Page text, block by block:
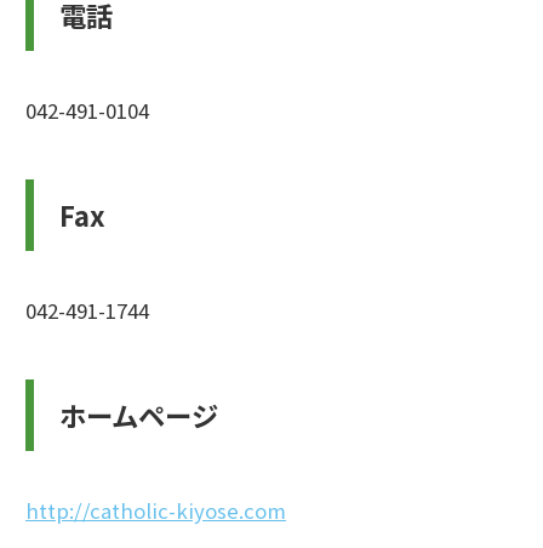
電話
042-491-0104
Fax
042-491-1744
ホームページ
http://catholic-kiyose.com